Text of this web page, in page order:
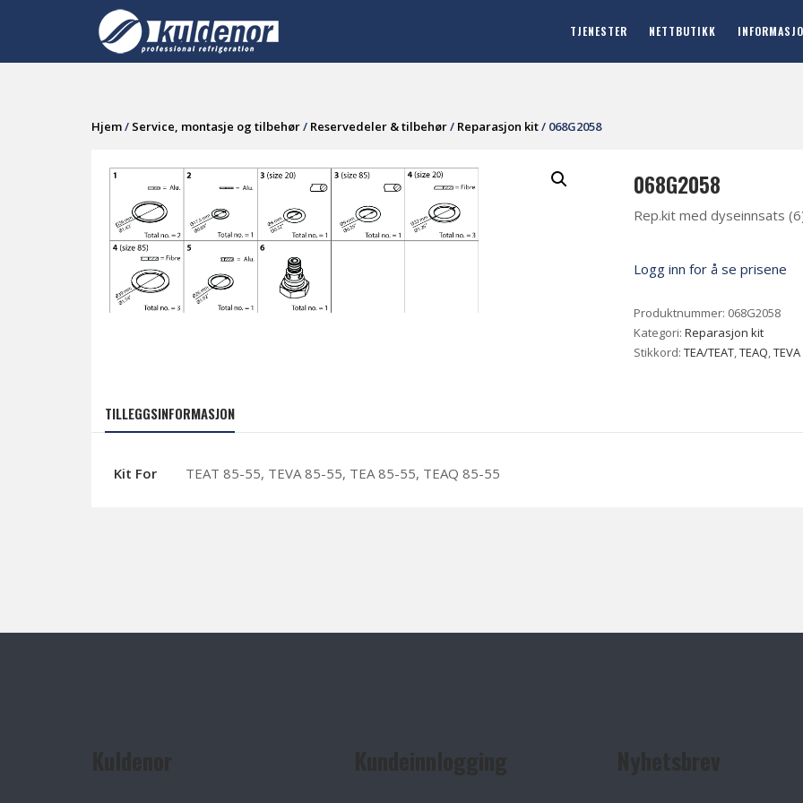
TJENESTER NETTBUTIKK
Hjem/ Service, montasje og tilbehør/ Reservedeler & tilbehør/ Reparasjon kit/ 068G2058
068G2058
Rep.kit med dyseinnsats
Logg inn for å se prisene
Produktnummer: 068G2058
Kategori:Reparasjon kit
Stikkord:TEA/TEAT,TEAQ,TEVA
TILLEGGSINFORMASJON
Kit For TEAT 85-55, TEVA 85-55, TEA 85-55, TEAQ 85-55